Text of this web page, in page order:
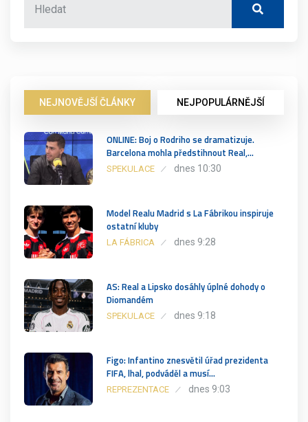
NEJNOVĚJŠÍ ČLÁNKY NEJPOPULÁRNĚJŠÍ
ONLINE: Boj o Rodriho se dramatizuje.
Barcelona mohla předstihnout Real,…
SPEKULACE dnes 10:30
Model Realu Madrid s La Fábrikou inspiruje
ostatní kluby
LA FÁBRICA dnes 9:28
AS: Real a Lipsko dosáhly úplné dohody o
Diomandém
SPEKULACE dnes 9:18
Figo: Infantino znesvětil úřad prezidenta
FIFA, lhal, podváděl a musí…
REPREZENTACE dnes 9:03